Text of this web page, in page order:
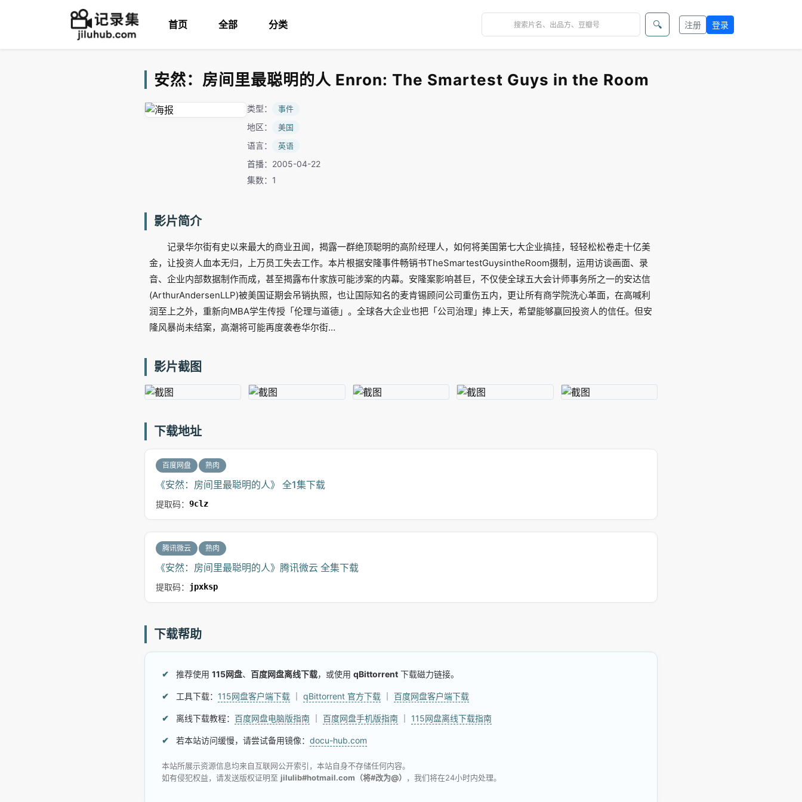
首页 全部 分类 🔍 注册 登录
安然：房间里最聪明的人 Enron: The Smartest Guys in the Room
类型： 事件
地区： 美国
语言： 英语
首播：2005-04-22
集数：1
影片简介
记录华尔街有史以来最大的商业丑闻，揭露一群绝顶聪明的高阶经理人，如何将美国第七大企业搞挂，轻轻松松卷走十亿美
金，让投资人血本无归，上万员工失去工作。本片根据安隆事件畅销书TheSmartestGuysintheRoom摄制，运用访谈画面、录
音、企业内部数据制作而成，甚至揭露布什家族可能涉案的内幕。安隆案影响甚巨，不仅使全球五大会计师事务所之一的安达信
(ArthurAndersenLLP)被美国证期会吊销执照，也让国际知名的麦肯锡顾问公司重伤五内，更让所有商学院洗心革面，在高喊利
润至上之外，重新向MBA学生传授「伦理与道德」。全球各大企业也把「公司治理」捧上天，希望能够赢回投资人的信任。但安
隆风暴尚未结案，高潮将可能再度袭卷华尔街…
影片截图
下载地址
百度网盘 熟肉
《安然：房间里最聪明的人》 全1集下载
提取码： 9clz
腾讯微云 熟肉
《安然：房间里最聪明的人》腾讯微云 全集下载
提取码： jpxksp
下载帮助
推荐使用 115网盘、 百度网盘离线下载，或使用 qBittorrent 下载磁力链接。
工具下载： 115网盘客户端下载 qBittorrent 官方下载 百度网盘客户端下载
离线下载教程： 百度网盘电脑版指南 百度网盘手机版指南 115网盘离线下载指南
若本站访问缓慢，请尝试备用镜像： docu-hub.com
本站所展示资源信息均来自互联网公开索引，本站自身不存储任何内容。
如有侵犯权益，请发送版权证明至 jilulib#hotmail.com（将#改为@） ，我们将在24小时内处理。